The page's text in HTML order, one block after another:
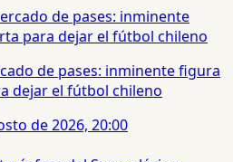
de pases: inminente figura
dejar el fútbol chileno
de 2026, 20:00